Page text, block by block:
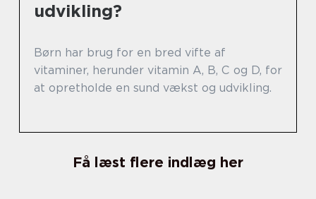
udvikling?
Børn har brug for en bred vifte af
vitaminer, herunder vitamin A, B, C og D, for
at opretholde en sund vækst og udvikling.
Få læst flere indlæg her